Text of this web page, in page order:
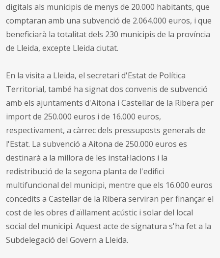
digitals als municipis de menys de 20.000 habitants, que
comptaran amb una subvenció de 2.064.000 euros, i que
beneficiarà la totalitat dels 230 municipis de la província
de Lleida, excepte Lleida ciutat.
En la visita a Lleida, el secretari d'Estat de Política
Territorial, també ha signat dos convenis de subvenció
amb els ajuntaments d'Aitona i Castellar de la Ribera per
import de 250.000 euros i de 16.000 euros,
respectivament, a càrrec dels pressuposts generals de
l'Estat. La subvenció a Aitona de 250.000 euros es
destinarà a la millora de les instal·lacions i la
redistribució de la segona planta de l'edifici
multifuncional del municipi, mentre que els 16.000 euros
concedits a Castellar de la Ribera serviran per finançar el
cost de les obres d'aïllament acústic i solar del local
social del municipi. Aquest acte de signatura s'ha fet a la
Subdelegació del Govern a Lleida.